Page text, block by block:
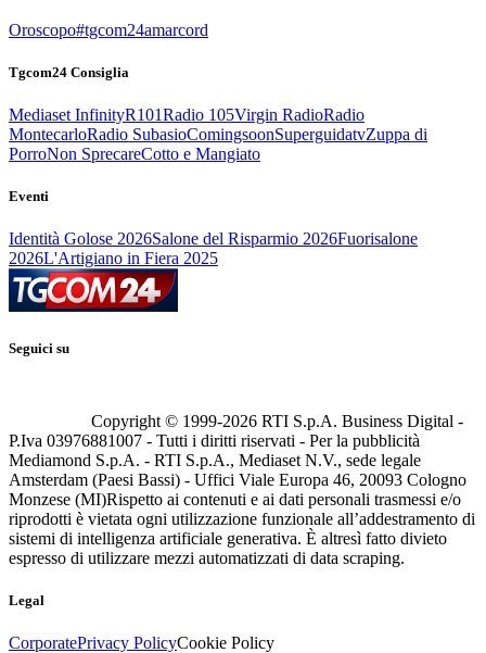
Oroscopo#tgcom24amarcord
Tgcom24 Consiglia
Mediaset InfinityR101Radio 105Virgin RadioRadio
MontecarloRadio SubasioComingsoonSuperguidatvZuppa di
PorroNon SprecareCotto e Mangiato
Eventi
Identità Golose 2026Salone del Risparmio 2026Fuorisalone
2026L'Artigiano in Fiera 2025
Seguici su
Copyright © 1999-2026 RTI S.p.A. Business Digital -
P.Iva 03976881007 - Tutti i diritti riservati - Per la pubblicità
Mediamond S.p.A. - RTI S.p.A., Mediaset N.V., sede legale
Amsterdam (Paesi Bassi) - Uffici Viale Europa 46, 20093 Cologno
Monzese (MI)Rispetto ai contenuti e ai dati personali trasmessi e/o
riprodotti è vietata ogni utilizzazione funzionale all’addestramento di
sistemi di intelligenza artificiale generativa. È altresì fatto divieto
espresso di utilizzare mezzi automatizzati di data scraping.
Legal
CorporatePrivacy PolicyCookie Policy